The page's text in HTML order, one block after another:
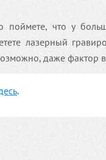
что у
лазерный
даже фактор
.